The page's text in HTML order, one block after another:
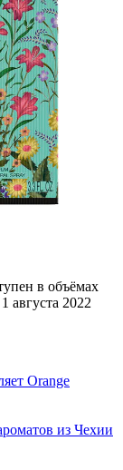
в объёмах
августа 2022
Orange
из Чехии